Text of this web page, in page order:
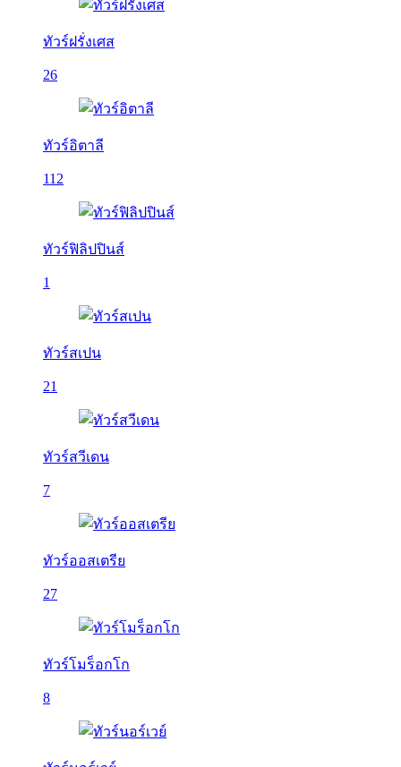
ทัวร์ฝรั่งเศส
26
ทัวร์อิตาลี
112
ทัวร์ฟิลิปปินส์
1
ทัวร์สเปน
21
ทัวร์สวีเดน
7
ทัวร์ออสเตรีย
27
ทัวร์โมร็อกโก
8